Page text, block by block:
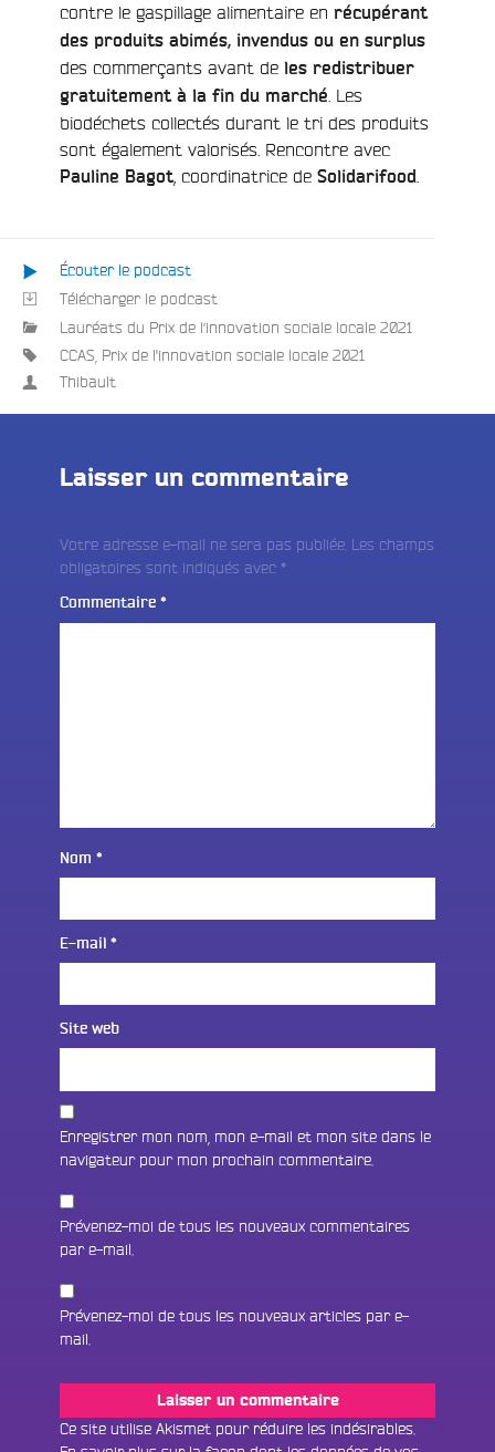
contre le gaspillage alimentaire en récupérant
des produits abimés, invendus ou en surplus
des commerçants avant de les redistribuer
gratuitement à la fin du marché . Les
biodéchets collectés durant le tri des produits
sont également valorisés. Rencontre avec
Pauline Bagot , coordinatrice de Solidarifood
Écouter le podcast
Télécharger le podcast
Lauréats du Prix de l’innovation sociale locale 2021
CCAS Prix de l'innovation sociale locale 2021
Thibault
Laisser un commentaire
Votre adresse e-mail ne sera pas publiée. Les champs
obligatoires sont indiqués avec *
Commentaire *
Nom *
E-mail *
Site web
Enregistrer mon nom, mon e-mail et mon site dans le
navigateur pour mon prochain commentaire.
Prévenez-moi de tous les nouveaux commentaires
par e-mail.
Prévenez-moi de tous les nouveaux articles par e-
mail.
Ce site utilise Akismet pour réduire les indésirables.